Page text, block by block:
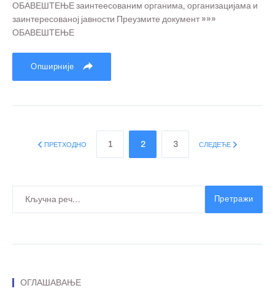
ОБАВЕШТЕЊЕ заинтеесованим органима, организацијама и
заинтересованој јавности Преузмите документ »»»
ОБАВЕШТЕЊЕ
Опширније
ПРЕТХОДНО 1 2 3 СЛЕДЕЋЕ
Претражи
ОГЛАШАВАЊЕ